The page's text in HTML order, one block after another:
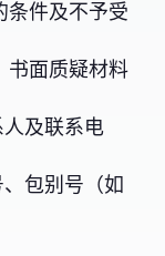
条件及不予受
书面质疑材料
及联系电
包别号（如